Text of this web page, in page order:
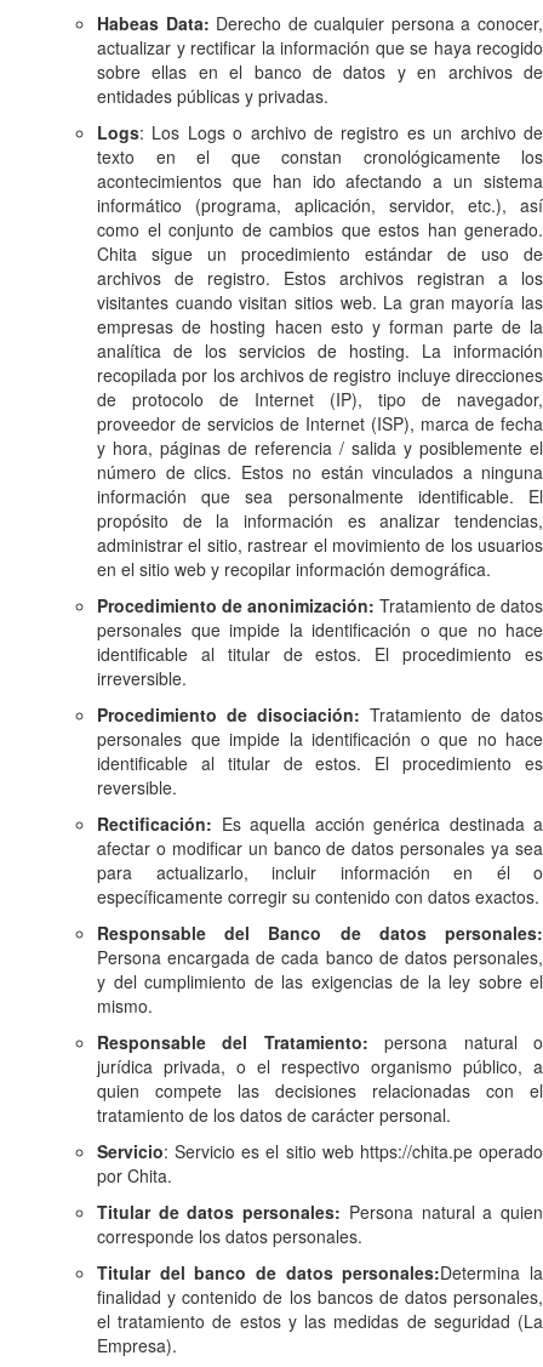
Habeas Data: Derecho de cualquier persona a conocer,
actualizar y rectificar la información que se haya recogido
sobre ellas en el banco de datos y en archivos de
entidades públicas y privadas.
Logs: Los Logs o archivo de registro es un archivo de
texto en el que constan cronológicamente los
acontecimientos que han ido afectando a un sistema
informático (programa, aplicación, servidor, etc.), así
como el conjunto de cambios que estos han generado.
Chita sigue un procedimiento estándar de uso de
archivos de registro. Estos archivos registran a los
visitantes cuando visitan sitios web. La gran mayoría las
empresas de hosting hacen esto y forman parte de la
analítica de los servicios de hosting. La información
recopilada por los archivos de registro incluye direcciones
de protocolo de Internet (IP), tipo de navegador,
proveedor de servicios de Internet (ISP), marca de fecha
y hora, páginas de referencia / salida y posiblemente el
número de clics. Estos no están vinculados a ninguna
información que sea personalmente identificable. El
propósito de la información es analizar tendencias,
administrar el sitio, rastrear el movimiento de los usuarios
en el sitio web y recopilar información demográfica.
Procedimiento de anonimización: Tratamiento de datos
personales que impide la identificación o que no hace
identificable al titular de estos. El procedimiento es
irreversible.
Procedimiento de disociación: Tratamiento de datos
personales que impide la identificación o que no hace
identificable al titular de estos. El procedimiento es
reversible.
Rectificación: Es aquella acción genérica destinada a
afectar o modificar un banco de datos personales ya sea
para actualizarlo, incluir información en él o
específicamente corregir su contenido con datos exactos.
Responsable del Banco de datos personales:
Persona encargada de cada banco de datos personales,
y del cumplimiento de las exigencias de la ley sobre el
mismo.
Responsable del Tratamiento: persona natural o
jurídica privada, o el respectivo organismo público, a
quien compete las decisiones relacionadas con el
tratamiento de los datos de carácter personal.
Servicio: Servicio es el sitio web https://chita.pe operado
por Chita.
Titular de datos personales: Persona natural a quien
corresponde los datos personales.
Titular del banco de datos personales:Determina la
finalidad y contenido de los bancos de datos personales,
el tratamiento de estos y las medidas de seguridad (La
Empresa).